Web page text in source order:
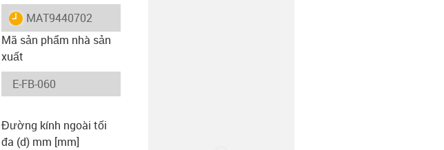
igus-icon-lieferzeit
MAT9440702
Mã sản phẩm nhà sản
xuất
Đường kính ngoài tối
đa (d) mm [mm]